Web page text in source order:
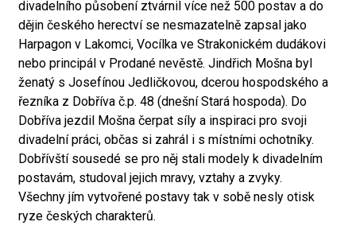
divadelního působení ztvárnil více než 500 postav a do
dějin českého herectví se nesmazatelně zapsal jako
Harpagon v Lakomci, Vocílka ve Strakonickém dudákovi
nebo principál v Prodané nevěstě. Jindřich Mošna byl
ženatý s Josefínou Jedličkovou, dcerou hospodského a
řezníka z Dobříva č.p. 48 (dnešní Stará hospoda). Do
Dobříva jezdil Mošna čerpat síly a inspiraci pro svoji
divadelní práci, občas si zahrál i s místními ochotníky.
Dobřívští sousedé se pro něj stali modely k divadelním
postavám, studoval jejich mravy, vztahy a zvyky.
Všechny jím vytvořené postavy tak v sobě nesly otisk
ryze českých charakterů.